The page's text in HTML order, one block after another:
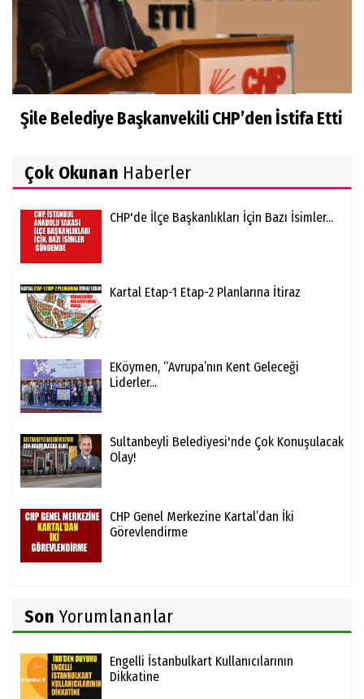
Şile Belediye Başkanvekili CHP’den İstifa Etti
Çok Okunan Haberler
CHP'de İlçe Başkanlıkları İçin Bazı İsimler...
Kartal Etap-1 Etap-2 Planlarına İtiraz
EKöymen, “Avrupa’nın Kent Geleceği
Liderler...
Sultanbeyli Belediyesi'nde Çok Konuşulacak
Olay!
CHP Genel Merkezine Kartal’dan İki
Görevlendirme
Son Yorumlananlar
Engelli İstanbulkart Kullanıcılarının
Dikkatine